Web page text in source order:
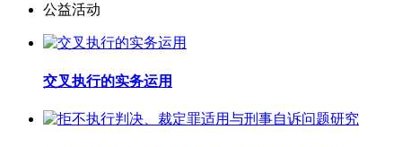
公益活动
交叉执行的实务运用